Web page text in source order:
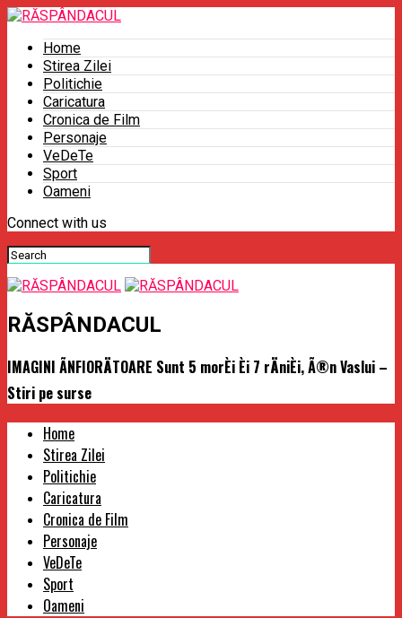
Home
Stirea Zilei
Politichie
Caricatura
Cronica de Film
Personaje
VeDeTe
Sport
Oameni
Connect with us
RĂSPÂNDACUL
IMAGINI ÃNFIORÄTOARE Sunt 5 morÈi Èi 7 rÄniÈi, Ã®n Vaslui –
Stiri pe surse
Home
Stirea Zilei
Politichie
Caricatura
Cronica de Film
Personaje
VeDeTe
Sport
Oameni